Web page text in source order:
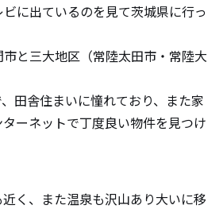
に出ているのを見て茨城県に行っ
と三大地区（常陸太田市・常陸大
田舎住まいに憧れており、また家
ーネットで丁度良い物件を見つけ
く、また温泉も沢山あり大いに移